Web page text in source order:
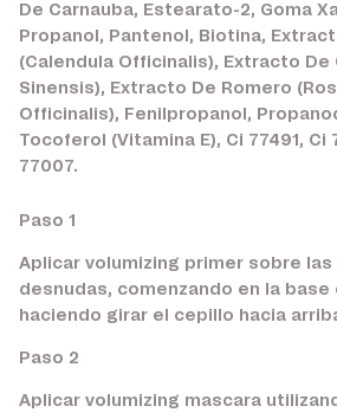
De Carnauba, Estearato-2, Goma
Propanol, Pantenol, Biotina,
(Calendula Officinalis), Extracto De
Sinensis), Extracto De Romero
Officinalis), Fenilpropanol,
Tocoferol (Vitamina E), Ci 77491, Ci
77007.
Paso 1
Aplicar volumizing primer sobre
desnudas, comenzando en la base
haciendo girar el cepillo hacia
Paso 2
Aplicar volumizing mascara